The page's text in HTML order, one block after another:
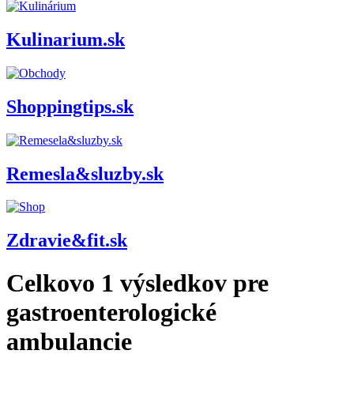
Kulinarium.sk
Shoppingtips.sk
Remesla&sluzby.sk
Zdravie&fit.sk
Celkovo 1 výsledkov pre
gastroenterologické
ambulancie